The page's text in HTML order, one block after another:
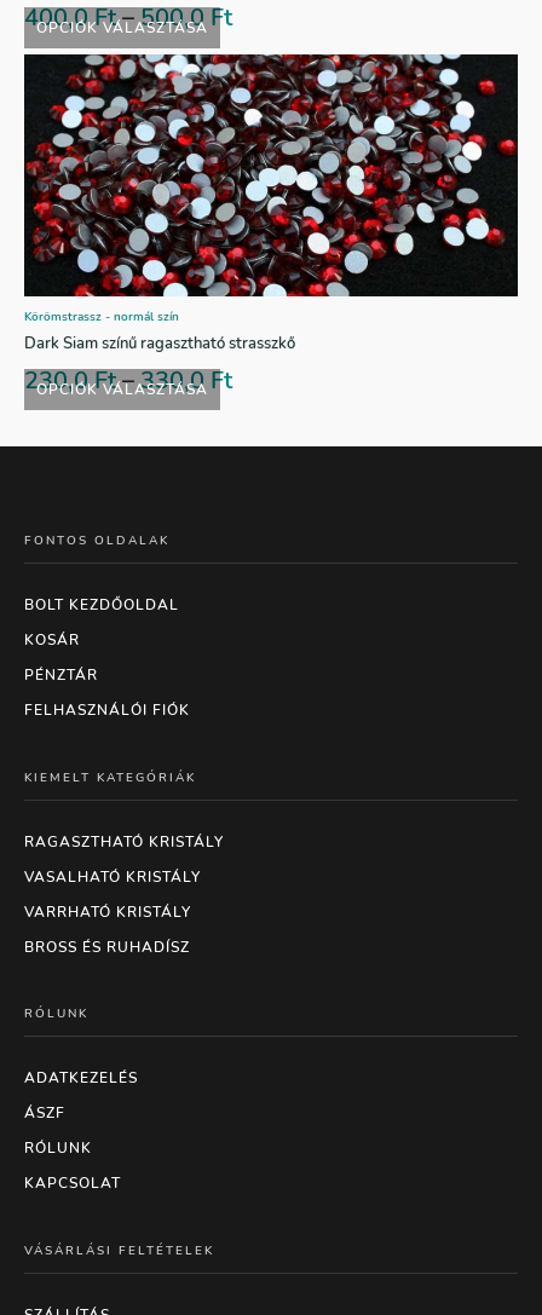
OPCIÓK VÁLASZTÁSA
400,0Ft–500,0Ft
OPCIÓK VÁLASZTÁSA
Körömstrassz - normál szín
Dark Siam színű ragasztható strasszkő
230,0Ft–330,0Ft
FONTOS OLDALAK
BOLT KEZDŐOLDAL
KOSÁR
PÉNZTÁR
FELHASZNÁLÓI FIÓK
KIEMELT KATEGÓRIÁK
RAGASZTHATÓ KRISTÁLY
VASALHATÓ KRISTÁLY
VARRHATÓ KRISTÁLY
BROSS ÉS RUHADÍSZ
RÓLUNK
ADATKEZELÉS
ÁSZF
RÓLUNK
KAPCSOLAT
VÁSÁRLÁSI FELTÉTELEK